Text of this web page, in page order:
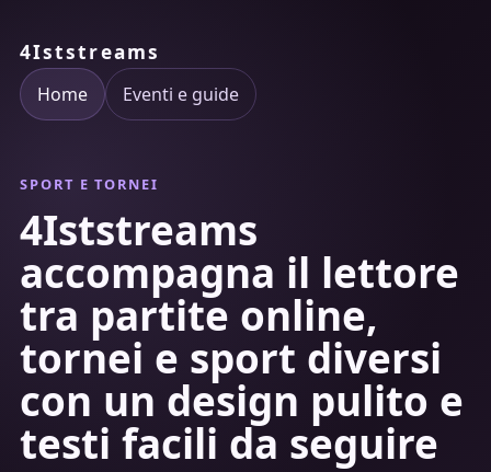
4Iststreams
Home Eventi e guide
SPORT E TORNEI
4Iststreams
accompagna il lettore
tra partite online,
tornei e sport diversi
con un design pulito e
testi facili da seguire